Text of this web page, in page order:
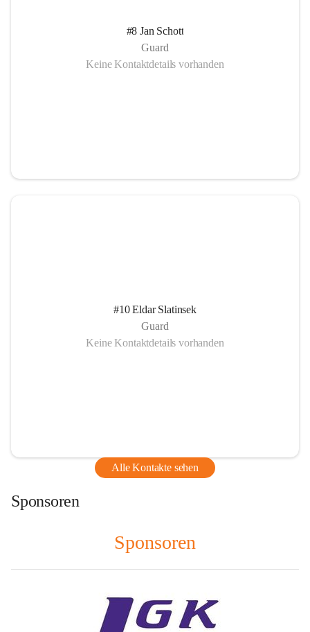
#8 Jan Schott
Guard
Keine Kontaktdetails vorhanden
#10 Eldar Slatinsek
Guard
Keine Kontaktdetails vorhanden
Alle Kontakte sehen
Sponsoren
Sponsoren